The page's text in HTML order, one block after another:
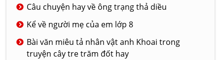
Câu chuyện hay về ông trạng thả diều
Kể về người mẹ của em lớp 8
Bài văn miêu tả nhân vật anh Khoai trong
truyện cây tre trăm đốt hay